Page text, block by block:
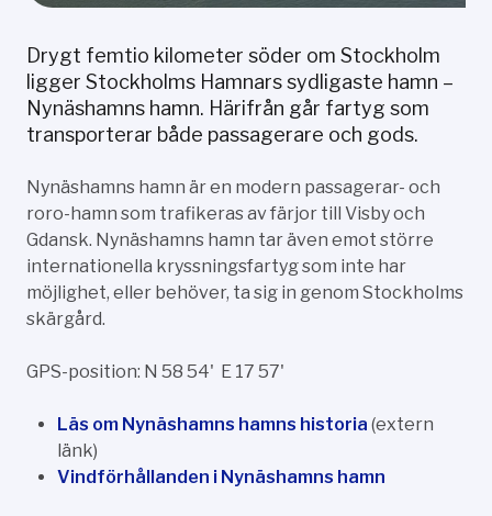
Drygt femtio kilometer söder om Stockholm
ligger Stockholms Hamnars sydligaste hamn –
Nynäshamns hamn. Härifrån går fartyg som
transporterar både passagerare och gods.
Nynäshamns hamn är en modern passagerar- och
roro-hamn som trafikeras av färjor till Visby och
Gdansk. Nynäshamns hamn tar även emot större
internationella kryssningsfartyg som inte har
möjlighet, eller behöver, ta sig in genom Stockholms
skärgård.
GPS-position: N 58 54' E 17 57'
Läs om Nynäshamns hamns historia (extern
länk)
Vindförhållanden i Nynäshamns hamn